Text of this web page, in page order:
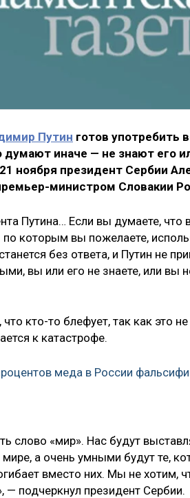
Путин готов употребить
думают иначе — не знают его
ноября президент Сербии
министром Словакии
Путина… Если вы думаете,
которым вы пожелаете,
без ответа, и Путин не
вы или его не знаете, или вы
кто-то блефует, так как это
к катастрофе.
меда в России
слово «мир». Нас будут
а очень умными будут те,
вместо них. Мы не хотим,
— подчеркнул президент Сербии.